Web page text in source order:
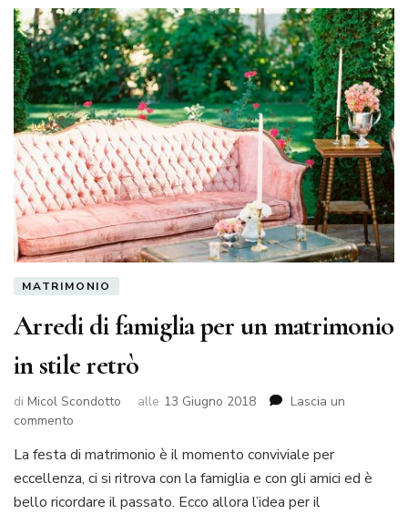
MATRIMONIO
Arredi di famiglia per un matrimonio
in stile retrò
di Micol Scondotto alle 13 Giugno 2018
Lascia un
commento
di
famiglia
per
La festa di matrimonio è il momento conviviale per
eccellenza, ci si ritrova con la famiglia e con gli amici ed è
bello ricordare il passato. Ecco allora l’idea per il